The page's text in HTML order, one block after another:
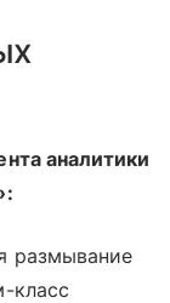
аналитики
размывание
класс